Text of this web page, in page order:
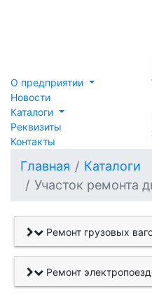
О предприятии
Новости
Каталоги
Реквизиты
Контакты
Главная
Каталоги
Участок ремонта
Ремонт грузовых
Ремонт